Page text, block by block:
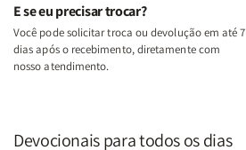
E se eu precisar trocar?
Você pode solicitar troca ou devolução em até 7
dias após o recebimento, diretamente com
nosso atendimento.
Devocionais para todos os dias